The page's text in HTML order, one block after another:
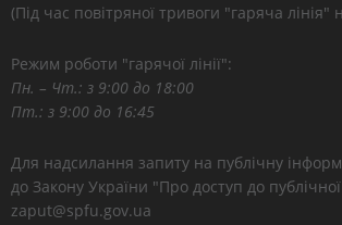
(Під час повітряної тривоги "гаряча
Режим роботи "гарячої лінії":
Пн. – Чт.: з 9:00 до 18:00
Пт.: з 9:00 до 16:45
Для надсилання запиту на публічну
до Закону України "Про доступ до
zaput@spfu.gov.ua